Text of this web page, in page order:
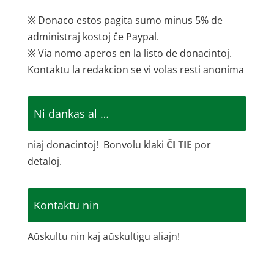
※ Donaco estos pagita sumo minus 5% de
administraj kostoj ĉe Paypal.
※ Via nomo aperos en la listo de donacintoj.
Kontaktu la redakcion se vi volas resti anonima
Ni dankas al …
niaj donacintoj! Bonvolu klaki ĈI TIE por
detaloj.
Kontaktu nin
Aŭskultu nin kaj aŭskultigu aliajn!